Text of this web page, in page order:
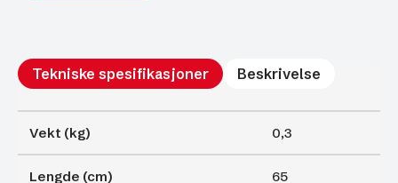
Tekniske spesifikasjoner Beskrivelse
Vekt (kg) 0,3
Lengde (cm) 65